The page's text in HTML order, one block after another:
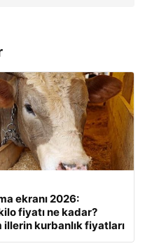
ekranı 2026:
fiyatı ne kadar?
kurbanlık fiyatları